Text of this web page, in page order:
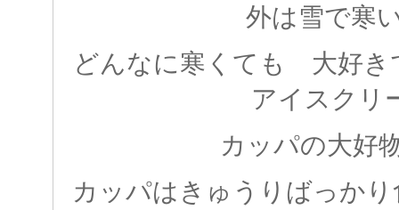
外は雪で寒
どんなに寒くても 大好き
アイスクリ
カッパの大好
カッパはきゅうりばっか